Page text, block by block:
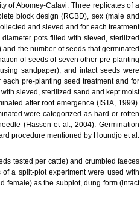
of Abomey-Calavi. Three replicates of a
block design (RCBD), sex (male and
and sieved and for each treatment
pots filled with sieved, sterilized
the number of seeds that germinated
of seeds of seven other pre-planting
sandpaper); and intact seeds were
pre-planting seed treatment and for
sieved, sterilized sand and kept moist
after root emergence (ISTA, 1999).
were categorized as hard or rotten
(Hassen et al., 2004). Germination
procedure mentioned by Houndjo et al.
tested per cattle) and crumbled faeces
a split-plot experiment were used with
female) as the subplot, dung form (intact